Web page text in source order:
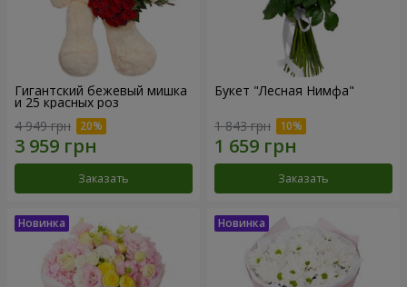
Гигантский бежевый мишка
и 25 красных роз
4 949 грн
Заказать
Букет "Лесная Нимфа"
1 843 грн
Заказать